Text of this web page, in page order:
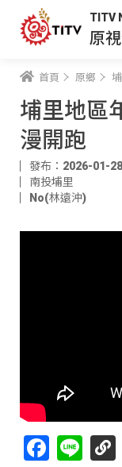
TITV
原
首頁 原鄉
埔里地區
漫開跑
發布：2026-01-
南投埔里
No(林遠沖)
Facebook
Line